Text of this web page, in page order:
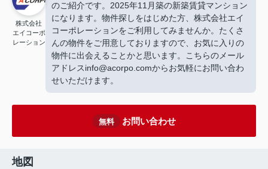
株式会社
エイコーポ
レーション
のご紹介です。2025年11月築の新築賃貸マンション
になります。物件探しをはじめた方、株式会社エイ
コーポレーションをご利用してみませんか。たくさ
んの物件をご用意しておりますので、お気に入りの
物件に出会えることかと思います。こちらのメール
アドレスinfo@acorpo.comからお気軽にお問い合わ
せいただけます。
無料 お問い合わせ
地図